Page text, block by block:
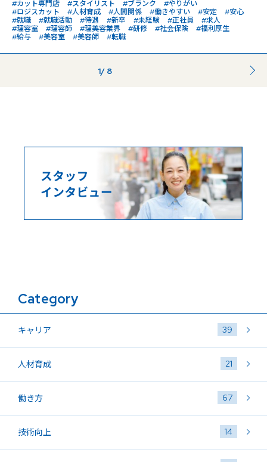
#カット専門店
#スタイリスト #ブランク
#やりがい
#ロジスカット
#人材育成 #人間関係 #働きやすい #安定
#安心
#就職
#就職活動 #待遇 #新卒 #未経験 #正社員
#求人
#理容室
#理容師 #理美容業界 #研修 #社会保険
#福利厚生
#給与
#美容室 #美容師 #転職
1/ 8
Category
キャリア 39
人材育成 21
働き方 67
技術向上 14